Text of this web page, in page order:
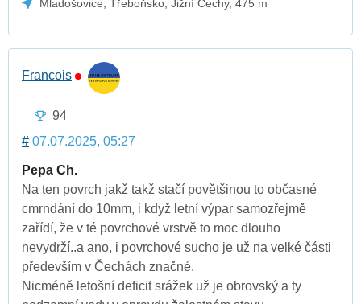
Mladošovice, Třeboňsko, Jižní Čechy, 475 m
Francois
94
# 07.07.2025, 05:27
Pepa Ch.
Na ten povrch jakž takž stačí povětšinou to občasné
cmrndání do 10mm, i když letní výpar samozřejmě
zařídí, že v té povrchové vrstvě to moc dlouho
nevydrží..a ano, i povrchové sucho je už na velké části
především v Čechách značné.
Nicméně letošní deficit srážek už je obrovský a ty